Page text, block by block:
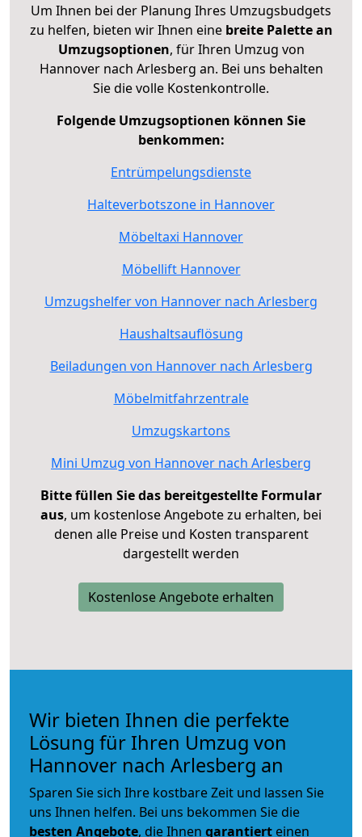
Um Ihnen bei der Planung Ihres Umzugsbudgets
zu helfen, bieten wir Ihnen eine breite Palette an
Umzugsoptionen, für Ihren Umzug von
Hannover nach Arlesberg an. Bei uns behalten
Sie die volle Kostenkontrolle.
Folgende Umzugsoptionen können Sie
benkommen:
Entrümpelungsdienste
Halteverbotszone in Hannover
Möbeltaxi Hannover
Möbellift Hannover
Umzugshelfer von Hannover nach Arlesberg
Haushaltsauflösung
Beiladungen von Hannover nach Arlesberg
Möbelmitfahrzentrale
Umzugskartons
Mini Umzug von Hannover nach Arlesberg
Bitte füllen Sie das bereitgestellte Formular
aus, um kostenlose Angebote zu erhalten, bei
denen alle Preise und Kosten transparent
dargestellt werden
Kostenlose Angebote erhalten
Wir bieten Ihnen die perfekte
Lösung für Ihren Umzug von
Hannover nach Arlesberg an
Sparen Sie sich Ihre kostbare Zeit und lassen Sie
uns Ihnen helfen. Bei uns bekommen Sie die
besten Angebote, die Ihnen garantiert einen